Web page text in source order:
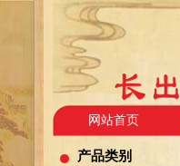
网站首页
产品类别